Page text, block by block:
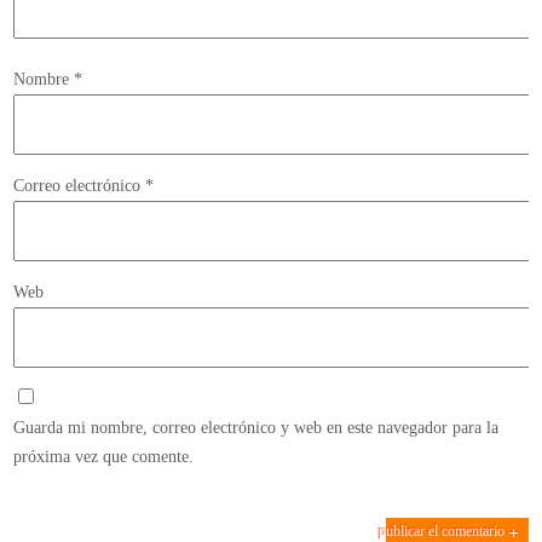
Nombre *
Correo electrónico *
Web
Guarda mi nombre, correo electrónico y web en este navegador para la
próxima vez que comente.